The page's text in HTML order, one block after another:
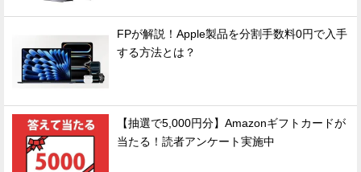
FPが解説！Apple製品を分割手数料0円で入手
する方法とは？
【抽選で5,000円分】Amazonギフトカードが
当たる！読者アンケート実施中